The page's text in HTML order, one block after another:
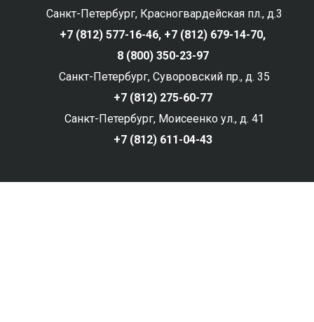
Санкт-Петербург, Красногвардейская пл., д.3
+7 (812) 577-16-46, +7 (812) 679-14-70,
8 (800) 350-23-97
Санкт-Петербург, Суворовский пр., д. 35
+7 (812) 275-60-77
Санкт-Петербург, Моисеенко ул., д. 41
+7 (812) 611-04-43